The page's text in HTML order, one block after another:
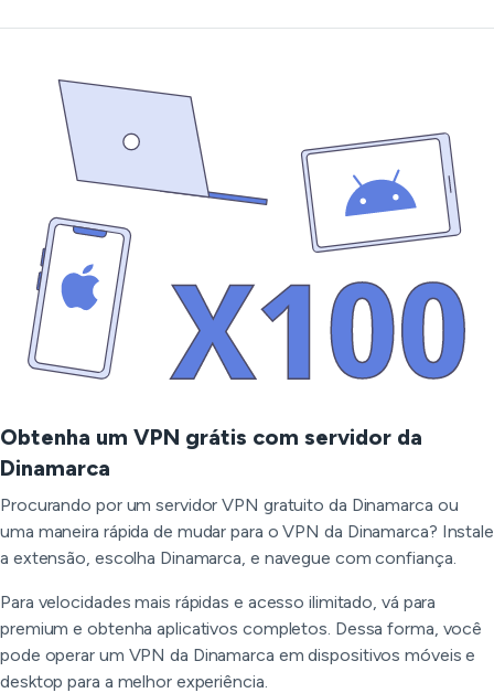
Obtenha um VPN grátis com servidor da
Dinamarca
Procurando por um servidor VPN gratuito da Dinamarca ou
uma maneira rápida de mudar para o VPN da Dinamarca? Instale
a extensão, escolha Dinamarca, e navegue com confiança.
Para velocidades mais rápidas e acesso ilimitado, vá para
premium e obtenha aplicativos completos. Dessa forma, você
pode operar um VPN da Dinamarca em dispositivos móveis e
desktop para a melhor experiência.